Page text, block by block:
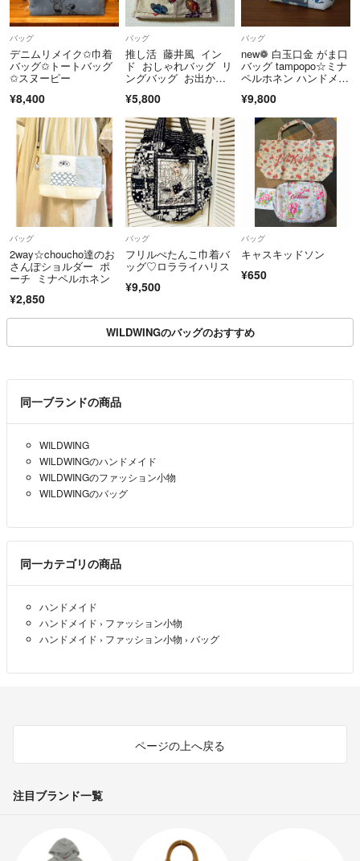
☆仕事と子育てをしておりますので、コメントのお返事やお取引にお時
間頂く事もあります。
☆発送は「発送日までの目安」よりお時間を頂く事もあるかと思います
が、ご理解とご了承を宜しくお願いします。
⚠️『ふつうの評価の件について』⚠️
ゆうパック着払いでの発送方法でご購入頂いた方なのですが一方的にこ
ちらを非難してくる方で、ここには記載し難い言葉でコメントをしてく
る方です。
大変驚きましたしラクマに通報した方が良いのではないか…と思うほど
自分勝手で自己中心的な考えをする常識のない方かと思われます。
注意喚起のためにもコチラに載せておきますので、お気を付け下さい。
バッグ
デニムリメイク✩巾着
バッグ✩トートバッグ
✩スヌーピー
¥8,400
バッグ
推し活 藤井風 イン
ド おしゃれバッグ リ
ングバッグ お出か
¥5,800
バッグ
new❁ 白玉口金 がま口
バッグ tampopo☆ミナ
ペルホネン ハンドメイ
¥9,800
バッグ
2way☆choucho達のお
さんぽショルダー ポ
ーチ ミナペルホネン
¥2,850
バッグ
フリルぺたんこ巾着バ
ッグ♡ロラライハリス
¥9,500
バッグ
キャスキッドソン
¥650
WILDWINGのバッグのおすすめ
同一ブランドの商品
WILDWING
WILDWINGのハンドメイド
WILDWINGのファッション小物
WILDWINGのバッグ
同一カテゴリの商品
ハンドメイド
ハンドメイド › ファッション小物
ハンドメイド › ファッション小物 › バッグ
ページの上へ戻る
注目ブランド一覧